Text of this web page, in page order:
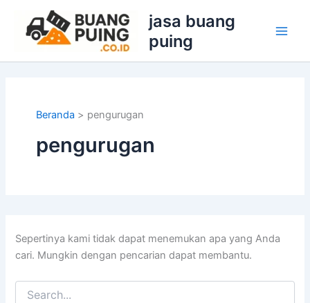
konten
jasa buang
puing
Beranda pengurugan
pengurugan
Sepertinya kami tidak dapat menemukan apa yang Anda
cari. Mungkin dengan pencarian dapat membantu.
untuk: